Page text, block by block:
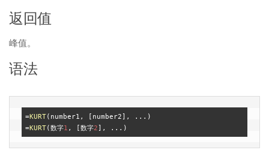
返回值
峰值。
语法
=KURT(number1, [number2], ...)
=KURT(数字1 , [数字2